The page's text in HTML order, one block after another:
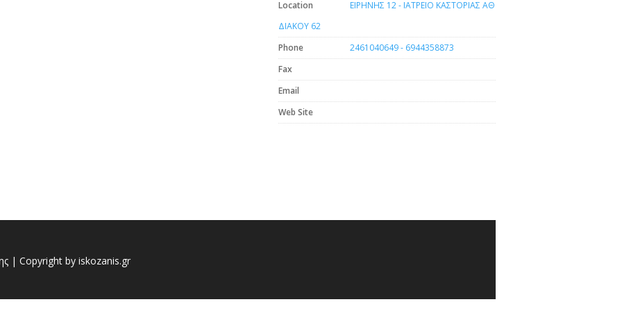
Location
ΕΙΡΗΝΗΣ 12 - ΙΑΤΡΕΙΟ ΚΑΣΤΟΡΙΑΣ ΑΘ
ΔΙΑΚΟΥ 62
Phone
2461040649 - 6944358873
Fax
Email
Web Site
| Copyright by iskozanis.gr